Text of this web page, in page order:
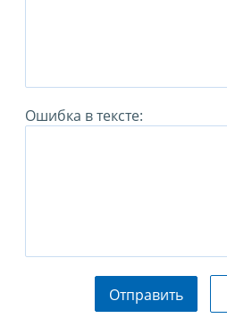
Ошибка в тексте:
Отправить